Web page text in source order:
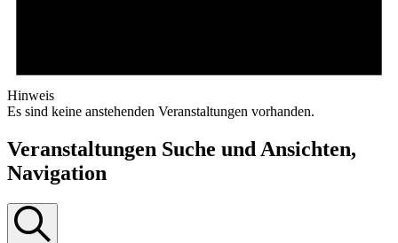
Hinweis
Es sind keine anstehenden Veranstaltungen vorhanden.
Veranstaltungen Suche und Ansichten,
Navigation